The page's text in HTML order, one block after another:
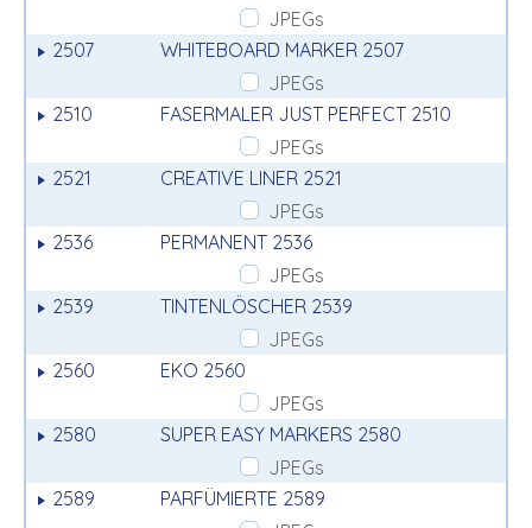
JPEGs
2507
WHITEBOARD MARKER 2507
JPEGs
2510
FASERMALER JUST PERFECT 2510
JPEGs
2521
CREATIVE LINER 2521
JPEGs
2536
PERMANENT 2536
JPEGs
2539
TINTENLÖSCHER 2539
JPEGs
2560
EKO 2560
JPEGs
2580
SUPER EASY MARKERS 2580
JPEGs
2589
PARFÜMIERTE 2589